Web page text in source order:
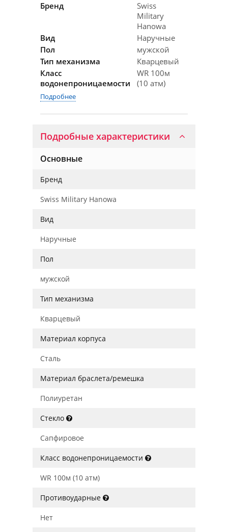
Бренд
Swiss
Military
Hanowa
Вид
Наручные
Пол
мужской
Тип механизма
Кварцевый
Класс
водонепроницаемости
WR 100м
(10 атм)
Подробнее
Подробные характеристики
Основные
Бренд
Swiss Military Hanowa
Вид
Наручные
Пол
мужской
Тип механизма
Кварцевый
Материал корпуса
Сталь
Материал браслета/ремешка
Полиуретан
Стекло
Сапфировое
Класс водонепроницаемости
WR 100м (10 атм)
Противоударные
Нет